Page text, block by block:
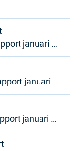
januari –
januari –
januari –